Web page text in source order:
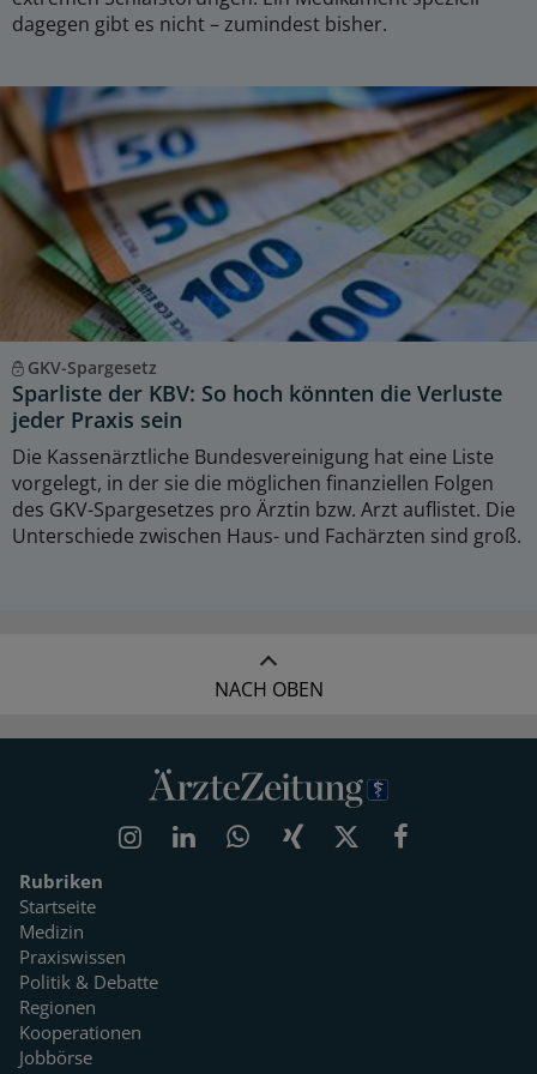
dagegen gibt es nicht – zumindest bisher.
GKV-Spargesetz
Sparliste der KBV: So hoch könnten die Verluste
jeder Praxis sein
Die Kassenärztliche Bundesvereinigung hat eine Liste
vorgelegt, in der sie die möglichen finanziellen Folgen
des GKV-Spargesetzes pro Ärztin bzw. Arzt auflistet. Die
Unterschiede zwischen Haus- und Fachärzten sind groß.
NACH OBEN
Rubriken
Startseite
Medizin
Praxiswissen
Politik & Debatte
Regionen
Kooperationen
Jobbörse